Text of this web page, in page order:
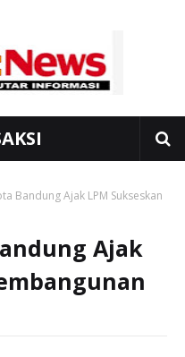
Bandung Ajak LPM Sukseskan
Ajak